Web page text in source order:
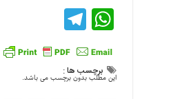
WhatsApp
برچسب ها :
این مطلب بدون برچسب می باشد.